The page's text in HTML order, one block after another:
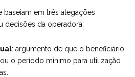
baseiam em três alegações
decisões da operadora:
: argumento de que o beneficiário
o período mínimo para utilização